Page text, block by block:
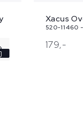
Xacus
520-11460
179,-